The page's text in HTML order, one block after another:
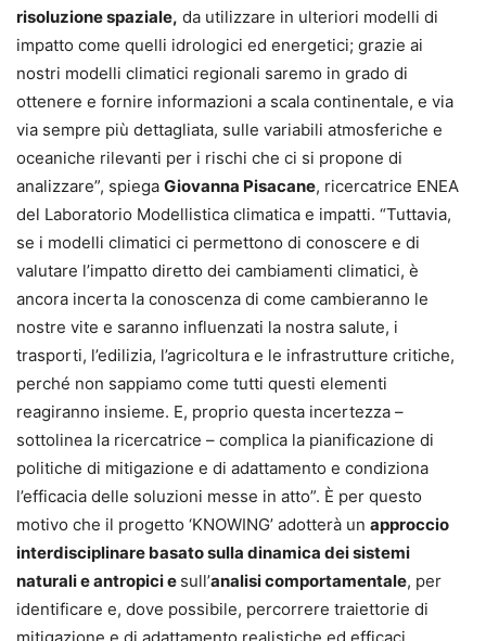
risoluzione spaziale, da utilizzare in ulteriori modelli di
impatto come quelli idrologici ed energetici; grazie ai
nostri modelli climatici regionali saremo in grado di
ottenere e fornire informazioni a scala continentale, e via
via sempre più dettagliata, sulle variabili atmosferiche e
oceaniche rilevanti per i rischi che ci si propone di
analizzare”, spiega Giovanna Pisacane, ricercatrice ENEA
del Laboratorio Modellistica climatica e impatti. “Tuttavia,
se i modelli climatici ci permettono di conoscere e di
valutare l’impatto diretto dei cambiamenti climatici, è
ancora incerta la conoscenza di come cambieranno le
nostre vite e saranno influenzati la nostra salute, i
trasporti, l’edilizia, l’agricoltura e le infrastrutture critiche,
perché non sappiamo come tutti questi elementi
reagiranno insieme. E, proprio questa incertezza –
sottolinea la ricercatrice – complica la pianificazione di
politiche di mitigazione e di adattamento e condiziona
l’efficacia delle soluzioni messe in atto”. È per questo
motivo che il progetto ‘KNOWING’ adotterà un approccio
interdisciplinare basato sulla dinamica dei sistemi
naturali e antropici e sull’analisi comportamentale, per
identificare e, dove possibile, percorrere traiettorie di